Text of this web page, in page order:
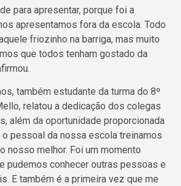
para apresentar, porque foi a
apresentamos fora da escola. Todo
friozinho na barriga, mas muito
que todos tenham gostado da
também estudante da turma do 8º
relatou a dedicação dos colegas
além da oportunidade proporcionada
o pessoal da nossa escola treinamos
nosso melhor. Foi um momento
pudemos conhecer outras pessoas e
E também é a primeira vez que me